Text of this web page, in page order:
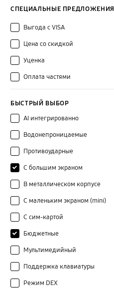
СПЕЦИАЛЬНЫЕ ПРЕДЛОЖЕНИЯ
Выгода с VISA
Цена со скидкой
Уценка
Оплата частями
БЫСТРЫЙ ВЫБОР
AI интегрированно
Водонепроницаемые
Противоударные
С большим экраном
В металлическом корпусе
С маленьким экраном (mini)
С сим-картой
Бюджетные
Мультимедийный
Поддержка клавиатуры
Режим DEX